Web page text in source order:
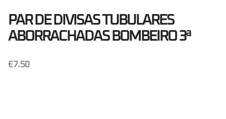
PAR DE DIVISAS TUBULARES
ABORRACHADAS BOMBEIRO 3ª
€7.50